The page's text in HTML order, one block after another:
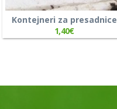
Kontejneri za presadnice
1,40€